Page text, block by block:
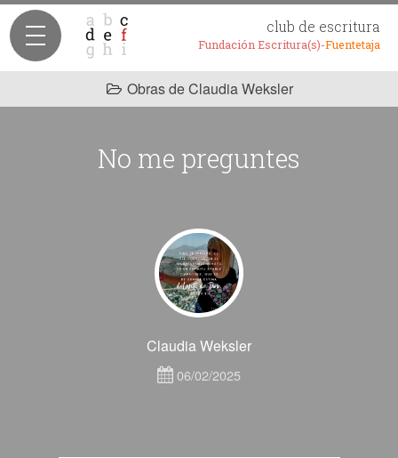
club de escritura
Fundación Escritura(s)-Fuentetaja
Obras de Claudia Weksler
No me preguntes
Claudia Weksler
06/02/2025